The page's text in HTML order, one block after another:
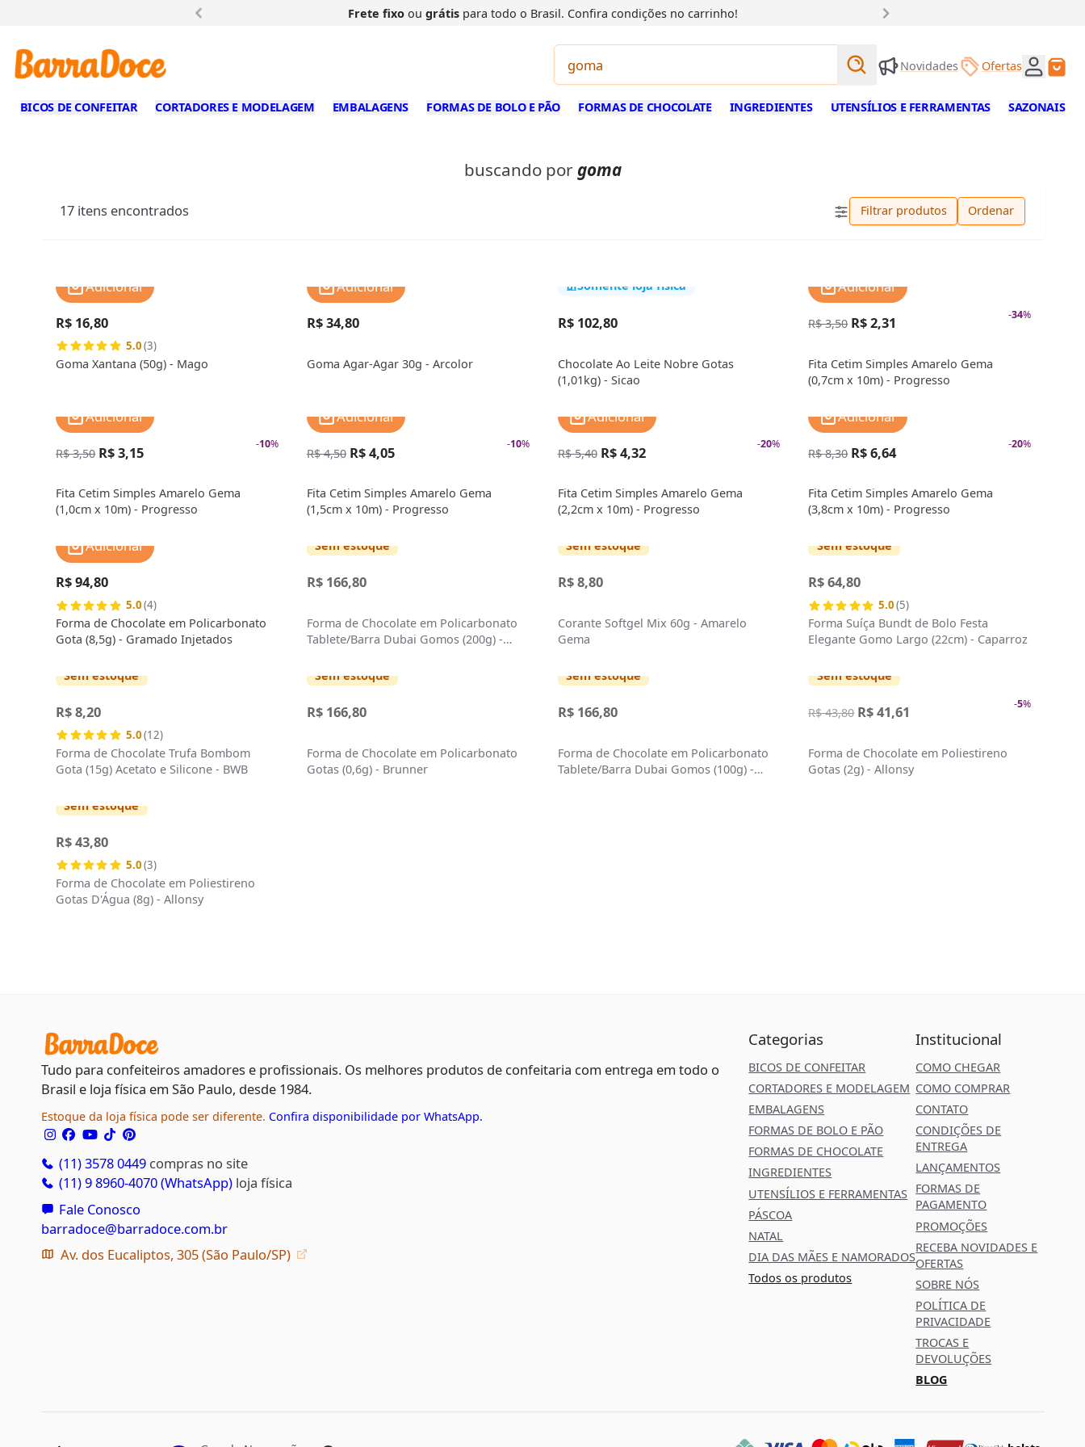
Frete fixoou grátispara todo o Brasil. Confira condições no carrinho!
Buscar produtos
Buscar
Novidades Ofertas
BICOS DE CONFEITAR CORTADORES E MODELAGEM EMBALAGENS FORMAS DE BOLO E PÃO FORMAS DE CHOCOLATE INGREDIENTES UTENSÍLIOS E FERRAMENTAS SAZONAIS
buscando por goma
17 itens encontrados Filtrar produtos Ordenar
R$ 16,80
5.0(3)
Goma Xantana (50g) - Mago
Adicionar
R$ 34,80
Goma Agar-Agar 30g - Arcolor
Adicionar
R$ 102,80
Chocolate Ao Leite Nobre Gotas
(1,01kg) - Sicao
Somente loja física
-34%
R$ 3,50 R$ 2,31
Fita Cetim Simples Amarelo Gema
(0,7cm x 10m) - Progresso
Adicionar
-10%
R$ 3,50 R$ 3,15
Fita Cetim Simples Amarelo Gema
(1,0cm x 10m) - Progresso
Adicionar
-10%
R$ 4,50 R$ 4,05
Fita Cetim Simples Amarelo Gema
(1,5cm x 10m) - Progresso
Adicionar
-20%
R$ 5,40 R$ 4,32
Fita Cetim Simples Amarelo Gema
(2,2cm x 10m) - Progresso
Adicionar
-20%
R$ 8,30 R$ 6,64
Fita Cetim Simples Amarelo Gema
(3,8cm x 10m) - Progresso
Adicionar
R$ 94,80
5.0(4)
Forma de Chocolate em Policarbonato
Gota (8,5g) - Gramado Injetados
Adicionar
R$ 166,80
Forma de Chocolate em Policarbonato
Tablete/Barra Dubai Gomos (200g) -
Sem estoque
R$ 8,80
Corante Softgel Mix 60g - Amarelo
Gema
Sem estoque
R$ 64,80
5.0(5)
Forma Suíça Bundt de Bolo Festa
Elegante Gomo Largo (22cm) - Caparroz
Sem estoque
R$ 8,20
5.0(12)
Forma de Chocolate Trufa Bombom
Gota (15g) Acetato e Silicone - BWB
Sem estoque
R$ 166,80
Forma de Chocolate em Policarbonato
Gotas (0,6g) - Brunner
Sem estoque
R$ 166,80
Forma de Chocolate em Policarbonato
Tablete/Barra Dubai Gomos (100g) -
Sem estoque
-5%
R$ 43,80 R$ 41,61
Forma de Chocolate em Poliestireno
Gotas (2g) - Allonsy
Sem estoque
R$ 43,80
5.0(3)
Forma de Chocolate em Poliestireno
Gotas D'Água (8g) - Allonsy
Sem estoque
Tudo para confeiteiros amadores e profissionais. Os melhores produtos de confeitaria com entrega em todo o
Brasil e loja física em São Paulo, desde 1984.
Estoque da loja física pode ser diferente. Confira disponibilidade por WhatsApp.
(11) 3578 0449 compras no site
(11) 9 8960-4070 (WhatsApp) loja física
Fale Conosco
barradoce@barradoce.com.br
Av. dos Eucaliptos, 305 (São Paulo/SP)
Categorias
BICOS DE CONFEITAR
CORTADORES E MODELAGEM
EMBALAGENS
FORMAS DE BOLO E PÃO
FORMAS DE CHOCOLATE
INGREDIENTES
UTENSÍLIOS E FERRAMENTAS
PÁSCOA
NATAL
DIA DAS MÃES E NAMORADOS
Todos os produtos
Institucional
COMO CHEGAR
COMO COMPRAR
CONTATO
CONDIÇÕES DE
ENTREGA
LANÇAMENTOS
FORMAS DE
PAGAMENTO
PROMOÇÕES
RECEBA NOVIDADES E
OFERTAS
SOBRE NÓS
POLÍTICA DE
PRIVACIDADE
TROCAS E
DEVOLUÇÕES
BLOG